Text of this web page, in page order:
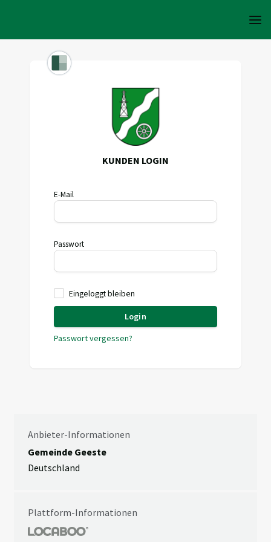
KUNDEN LOGIN
E-Mail
Passwort
Eingeloggt bleiben
Login
Passwort vergessen?
Anbieter-Informationen
Gemeinde Geeste
Deutschland
Plattform-Informationen